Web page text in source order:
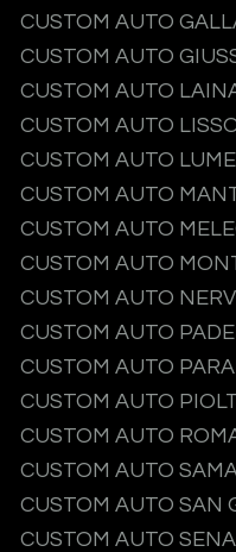
CUSTOM AUTO
CUSTOM AUTO
CUSTOM AUTO
CUSTOM AUTO
CUSTOM AUTO
CUSTOM AUTO
CUSTOM AUTO
CUSTOM AUTO
CUSTOM AUTO
CUSTOM AUTO
CUSTOM AUTO
CUSTOM AUTO
CUSTOM AUTO
CUSTOM AUTO
CUSTOM AUTO SAN
CUSTOM AUTO